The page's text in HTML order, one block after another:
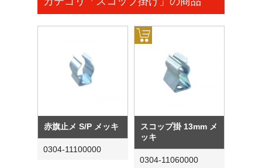
赤旗止メ S/P メッキ
0304-11100000
スコップ掛 13mm メ
ッキ
0304-11060000